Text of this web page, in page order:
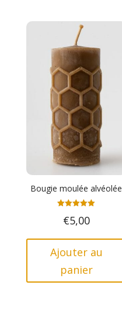
Bougie moulée alvéolée
5.00
sur 5
€5,00
Ajouter au
panier